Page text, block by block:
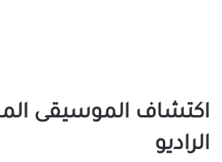
اكتشاف الموسيقى
الراديو